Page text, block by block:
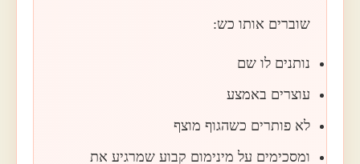
שוברים אותו כש:
נותנים לו שם
עוצרים באמצע
לא פותרים כשהגוף מוצף
ומסכימים על מינימום קבוע שמרגיע את